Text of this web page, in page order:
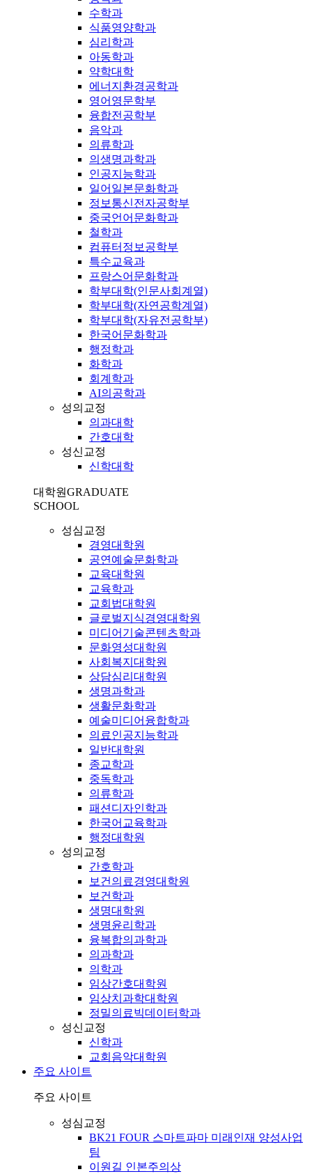
수학과
식품영양학과
심리학과
아동학과
약학대학
에너지환경공학과
영어영문학부
융합전공학부
음악과
의류학과
의생명과학과
인공지능학과
일어일본문화학과
정보통신전자공학부
중국언어문화학과
철학과
컴퓨터정보공학부
특수교육과
프랑스어문화학과
학부대학(인문사회계열)
학부대학(자연공학계열)
학부대학(자유전공학부)
한국어문화학과
행정학과
화학과
회계학과
AI의공학과
성의교정
의과대학
간호대학
성신교정
신학대학
대학원GRADUATE
SCHOOL
성심교정
경영대학원
공연예술문화학과
교육대학원
교육학과
교회법대학원
글로벌지식경영대학원
미디어기술콘텐츠학과
문화영성대학원
사회복지대학원
상담심리대학원
생명과학과
생활문화학과
예술미디어융합학과
의료인공지능학과
일반대학원
종교학과
중독학과
의류학과
패션디자인학과
한국어교육학과
행정대학원
성의교정
간호학과
보건의료경영대학원
보건학과
생명대학원
생명윤리학과
융복합의과학과
의과학과
의학과
임상간호대학원
임상치과학대학원
정밀의료빅데이터학과
성신교정
신학과
교회음악대학원
주요 사이트
주요 사이트
성심교정
BK21 FOUR 스마트파마 미래인재 양성사업
팀
이원길 인본주의상